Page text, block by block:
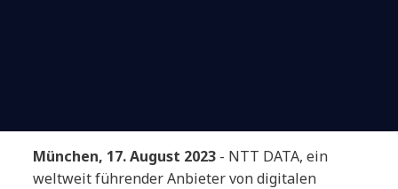
München, 17. August 2023 - NTT DATA, ein
weltweit führender Anbieter von digitalen